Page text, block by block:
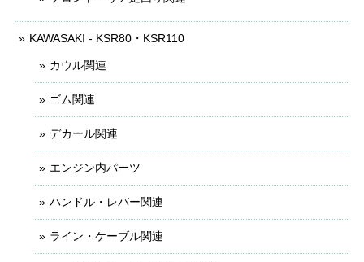
KAWASAKI - KSR80・KSR110
カウル関連
ゴム関連
デカール関連
エンジン内パーツ
ハンドル・レバー関連
ライン・ケーブル関連